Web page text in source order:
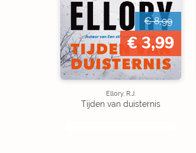
€ 8,99
€ 3,99
Ellory, R.J.
Tijden van duisternis